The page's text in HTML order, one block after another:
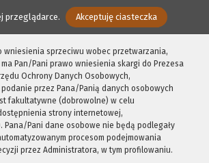
przeglądarce. Akceptuję ciasteczka
wniesienia sprzeciwu wobec przetwarzania,
ma Pan/Pani prawo wniesienia skargi do Prezesa
Ochrony Danych Osobowych,
podanie przez Pana/Panią danych osobowych
fakultatywne (dobrowolne) w celu
strony internetowej,
Pana/Pani dane osobowe nie będą podlegały
procesom podejmowania
przez Administratora, w tym profilowaniu.